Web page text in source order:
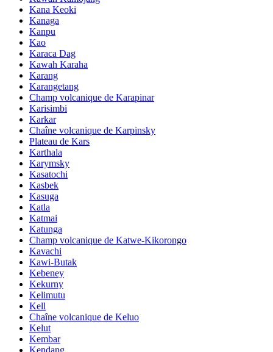
Kana Keoki
Kanaga
Kanpu
Kao
Karaca Dag
Kawah Karaha
Karang
Karangetang
Champ volcanique de Karapinar
Karisimbi
Karkar
Chaîne volcanique de Karpinsky
Plateau de Kars
Karthala
Karymsky
Kasatochi
Kasbek
Kasuga
Katla
Katmai
Katunga
Champ volcanique de Katwe-Kikorongo
Kavachi
Kawi-Butak
Kebeney
Kekurny
Kelimutu
Kell
Chaîne volcanique de Keluo
Kelut
Kembar
Kendang